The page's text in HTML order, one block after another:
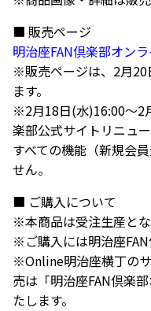
■ 販売ページ
明治座FAN倶楽部オン
※販売ページは、2月20
ます。
※2月18日(水)16:00～2
楽部公式サイトリニュ
すべての機能（新規会
せん。
■ ご購入について
※本商品は受注生産とな
※ご購入には明治座FAN
※Online明治座横丁の
売は「明治座FAN倶楽
たします。